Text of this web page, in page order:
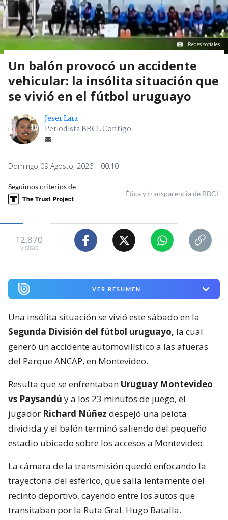
Redes sociales
Un balón provocó un accidente
vehicular: la insólita situación que
se vivió en el fútbol uruguayo
Jeser Lara
Periodista BBCL Contigo
Domingo 09 Agosto, 2026 | 00:10
Seguimos criterios de
Ética y transparencia de BBCL
12.870
visitas
VER RESUMEN
Una insólita situación se vivió este sábado en la
Segunda División del fútbol uruguayo, la cual
generó un accidente automovilístico a las afueras
del Parque ANCAP, en Montevideo.
Resulta que se enfrentaban Uruguay Montevideo
vs Paysandú y a los 23 minutos de juego, el
jugador Richard Núñez despejó una pelota
dividida y el balón terminó saliendo del pequeño
estadio ubicado sobre los accesos a Montevideo.
La cámara de la transmisión quedó enfocando la
trayectoria del esférico, que salía lentamente del
recinto deportivo, cayendo entre los autos que
transitaban por la Ruta Gral. Hugo Batalla.